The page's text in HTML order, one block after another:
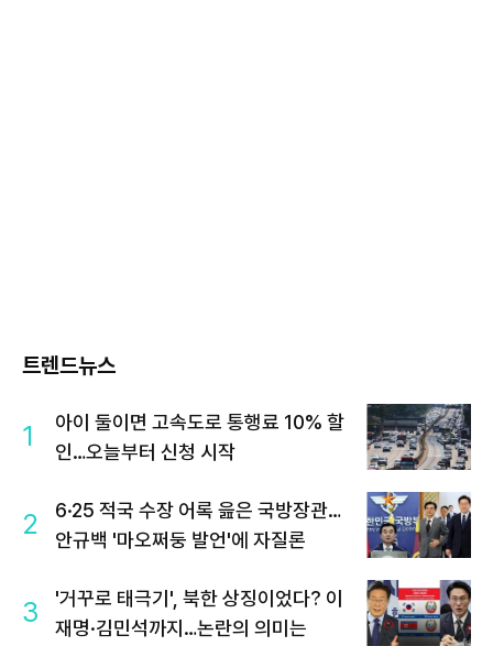
트렌드뉴스
1
아이 둘이면 고속도로 통행료 10% 할
인…오늘부터 신청 시작
2
6·25 적국 수장 어록 읊은 국방장관…
안규백 '마오쩌둥 발언'에 자질론
3
'거꾸로 태극기', 북한 상징이었다? 이
재명·김민석까지…논란의 의미는